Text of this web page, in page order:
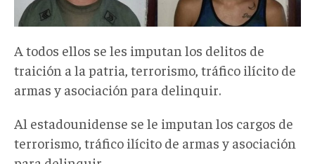
A todos ellos se les imputan los delitos de
traición a la patria, terrorismo, tráfico ilícito de
armas y asociación para delinquir.
Al estadounidense se le imputan los cargos de
terrorismo, tráfico ilícito de armas y asociación